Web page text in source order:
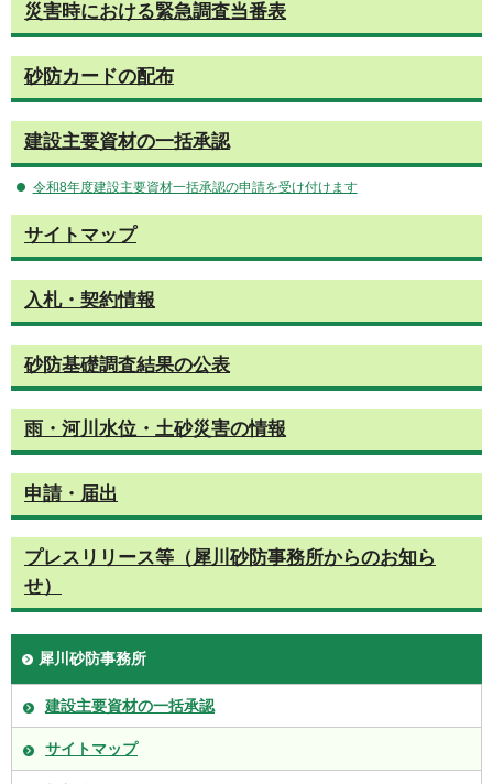
災害時における緊急調査当番表
砂防カードの配布
建設主要資材の一括承認
令和8年度建設主要資材一括承認の申請を受け付けます
サイトマップ
入札・契約情報
砂防基礎調査結果の公表
雨・河川水位・土砂災害の情報
申請・届出
プレスリリース等（犀川砂防事務所からのお知ら
せ）
犀川砂防事務所
建設主要資材の一括承認
サイトマップ